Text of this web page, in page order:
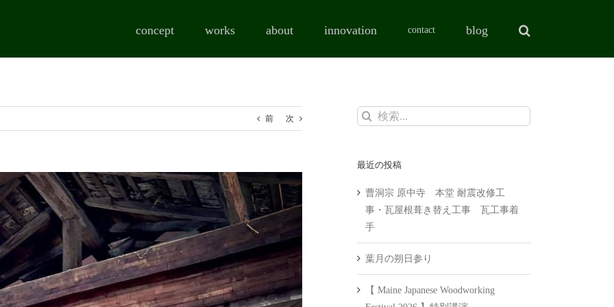
concept works about innovation contact blog
前 次
検
最近の投稿
曹洞宗 原中寺 本堂 耐震改修工
事・瓦屋根葺き替え工事 瓦工事着
手
葉月の朔日参り
【 Maine Japanese Woodworking